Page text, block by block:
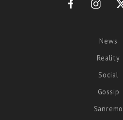
News
Reality
Social
Gossip
Sanremo